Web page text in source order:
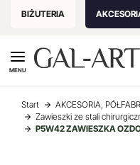
BIŻUTERIA
MENU
Start AKCESORIA,
Zawieszki ze stali
P5W42 ZAWIESZKA